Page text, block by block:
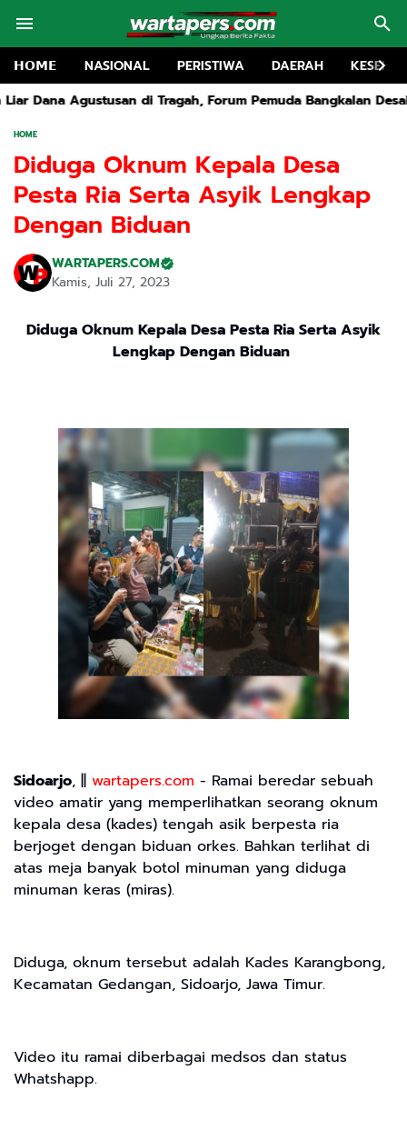
𝗛𝗢𝗠𝗘 NASIONAL PERISTIWA DAERAH
Forum Pemuda Bangkalan Desak Dinas Pendidikan
HOME
Diduga Oknum Kepala Desa
Pesta Ria Serta Asyik Lengkap
Dengan Biduan
WARTAPERS.COM
Kamis, Juli 27, 2023
Diduga Oknum Kepala Desa Pesta Ria Serta Asyik
Lengkap Dengan Biduan
Sidoarjo, || wartapers.com - Ramai beredar sebuah
video amatir yang memperlihatkan seorang oknum
kepala desa (kades) tengah asik berpesta ria
berjoget dengan biduan orkes. Bahkan terlihat di
atas meja banyak botol minuman yang diduga
minuman keras (miras).
Diduga, oknum tersebut adalah Kades Karangbong,
Kecamatan Gedangan, Sidoarjo, Jawa Timur.
Video itu ramai diberbagai medsos dan status
Whatshapp.